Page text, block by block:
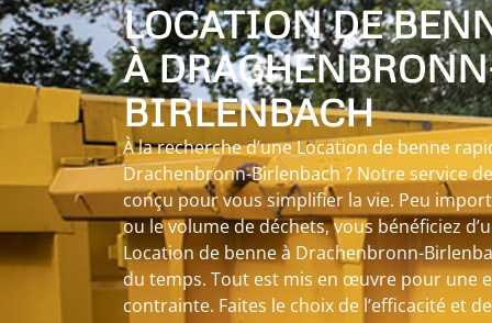
LOCATION DE
À
BIRLENBACH
À la recherche d’une Location de benne
Drachenbronn-Birlenbach ? Notre service
conçu pour vous simplifier la vie. Peu
ou le volume de déchets, vous bénéficiez
Location de benne à Drachenbronn-
du temps. Tout est mis en œuvre pour une
contrainte. Faites le choix de l’efficacité et